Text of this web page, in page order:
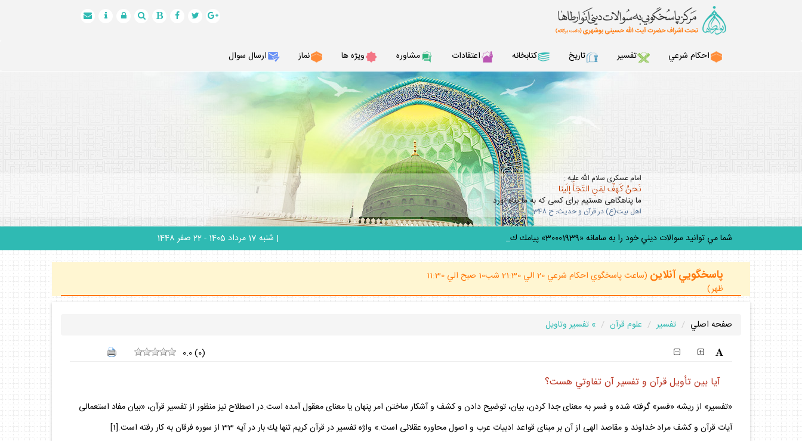
احكام شرعي تفسير تاريخ كتابخانه اعتقادات مشاوره ويژه ها نماز ارسال سوال
امام عسكرى سلام الله عليه :
نَحنُ كَهفٌ لِمَنِ التَجَأَ إلَينا
ما پناهگاهى هستيم براى كسى كه به ما پناه آورد
اهل بيت(ع) در قرآن و حديث: ح 348
شما مي توانيد سوالات ديني خود را به سامانه «30001939» پيامك كنيد. | شنبه 17 مرداد 1405 - 22 صفر 1448
پاسخگويي آنلاين
(ساعت پاسخگوي احكام شرعي 20 الي 21:30 شب10 صبح الي 11:30
ظهر)
صفحه اصلي تفسير علوم قرآن
» تفسير وتاويل
0.0(0)
آيا بين تأويل قرآن و تفسير آن تفاوتي هست؟
«تفسير» از ريشه «فسر» گرفته شده و فسر به معناى جدا كردن، بيان، توضيح دادن و كشف و آشكار ساختن امر پنهان يا معناى معقول آمده است.در اصطلاح نيز منظور از تفسير قرآن، «بيان مفاد استعمالى
آيات قرآن و كشف مراد خداوند و مقاصد الهى از آن بر مبناى قواعد ادبيات عرب و اصول محاوره عقلائى است.» واژه تفسير در قرآن كريم تنها يك بار در آيه 33 از سوره فرقان به كار رفته است‏.[1]